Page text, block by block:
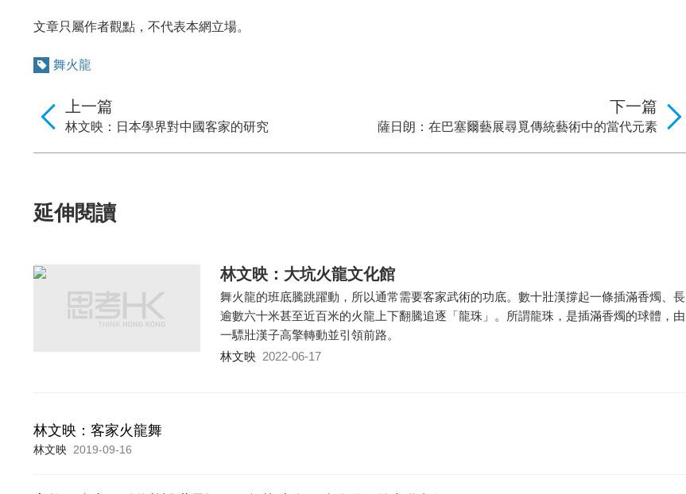
文章只屬作者觀點，不代表本網立場。
舞火龍
下一篇
薩日朗：在巴塞爾藝展尋覓傳統藝術中的當代元素
上一篇
林文映：日本學界對中國客家的研究
延伸閱讀
林文映：大坑火龍文化館
舞火龍的班底騰跳躍動，所以通常需要客家武術的功底。數十壯漢撐起一條插滿香燭、長
逾數六十米甚至近百米的火龍上下翻騰追逐「龍珠」。所謂龍珠，是插滿香燭的球體，由
一驃壯漢子高擎轉動並引領前路。
林文映 2022-06-17
林文映：客家火龍舞
林文映 2019-09-16